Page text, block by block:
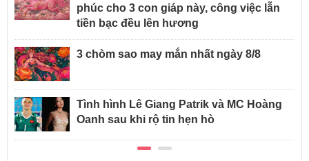
phúc cho 3 con giáp này, công việc lẫn
tiền bạc đều lên hương
3 chòm sao may mắn nhất ngày 8/8
Tình hình Lê Giang Patrik và MC Hoàng
Oanh sau khi rộ tin hẹn hò